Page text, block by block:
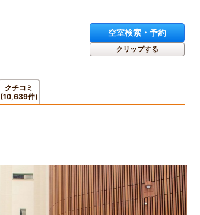
空室検索・予約
クリップする
クチコミ
(10,639件)